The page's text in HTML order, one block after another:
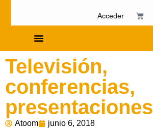
Acceder
Televisión,
conferencias,
presentaciones
Atoom junio 6, 2018